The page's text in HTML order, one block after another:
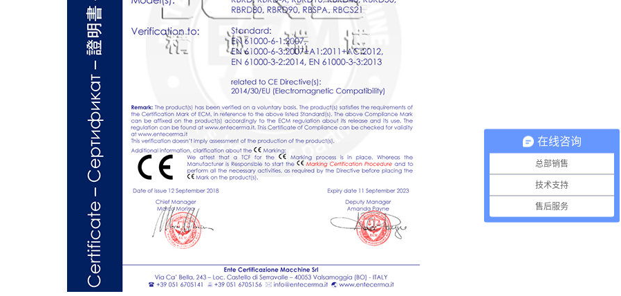
在线咨询
总部销售
技术支持
售后服务